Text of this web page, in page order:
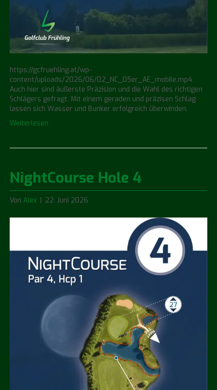
https://gcfruehling.at/wp-
content/uploads/2026/06/02_NC_05er_AE_mobile.mp4
Auch hier sind äußerste Präzision und die Wahl des richtigen
Schlägers gefragt. Mit einem geraden und präzisen Schlag
lassen sich Wasser und Bunker erfolgreich überwinden.
Weiterlesen
NightCourse Hole 4
Von Alex 22. Juni 2026